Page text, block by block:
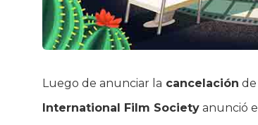
Luego de anunciar la cancelación de
International Film Society anunció